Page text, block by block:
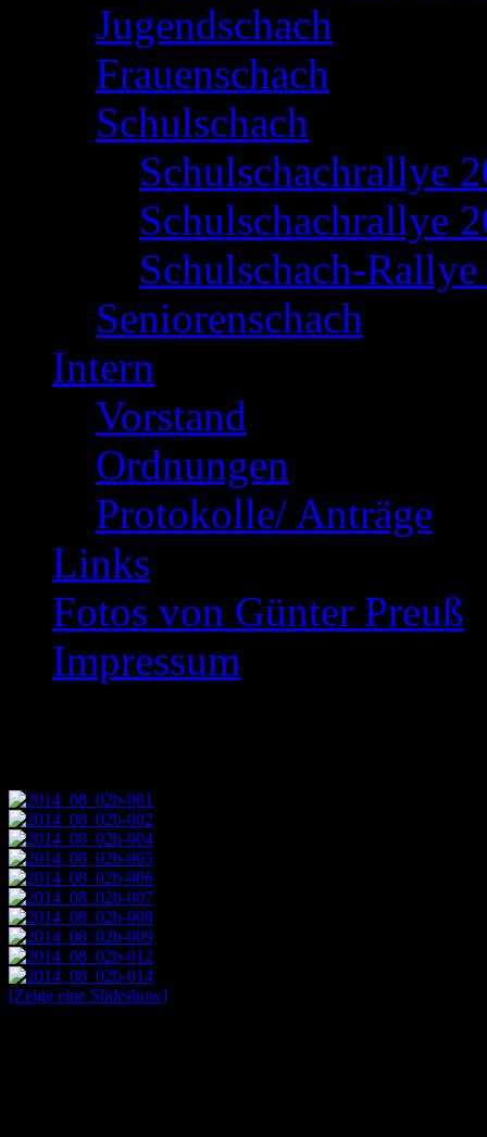
Jugendschach
Frauenschach
Schulschach
Schulschachrallye
Schulschachrallye
Schulschach-
Seniorenschach
Intern
Vorstand
Ordnungen
Protokolle/ Anträge
Links
Fotos von Günter Preuß
Impressum
[Zeige eine Slideshow]